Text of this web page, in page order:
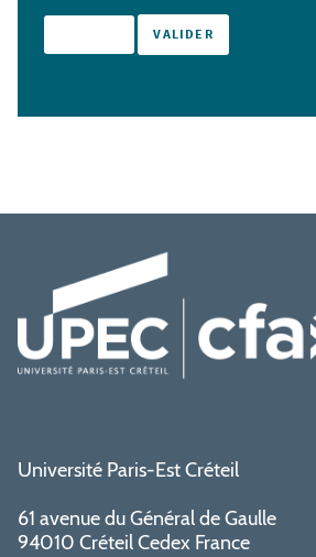
Université Paris-Est Créteil
61 avenue du Général de Gaulle
94010 Créteil Cedex France